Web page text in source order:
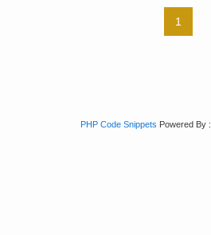
1
PHP Code Snippets Powered By :